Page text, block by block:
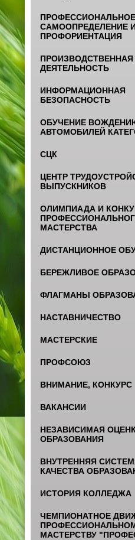
ПРОФЕССИОНАЛЬНОЕ
САМООПРЕДЕЛЕНИЕ
ПРОФОРИЕНТАЦИЯ
ПРОИЗВОДСТВЕННАЯ
ДЕЯТЕЛЬНОСТЬ
ИНФОРМАЦИОННАЯ
БЕЗОПАСНОСТЬ
ОБУЧЕНИЕ
АВТОМОБИЛЕЙ
СЦК
ЦЕНТР
ВЫПУСКНИКОВ
ОЛИМПИАДА И
МАСТЕРСТВА
ДИСТАНЦИОННОЕ
БЕРЕЖЛИВОЕ
ФЛАГМАНЫ
НАСТАВНИЧЕСТВО
МАСТЕРСКИЕ
ПРОФСОЮЗ
ВНИМАНИЕ, КОНКУРС
ВАКАНСИИ
НЕЗАВИСИМАЯ
ОБРАЗОВАНИЯ
ВНУТРЕННЯЯ
КАЧЕСТВА
ИСТОРИЯ КОЛЛЕДЖА
ЧЕМПИОНАТНОЕ
МАСТЕРСТВУ